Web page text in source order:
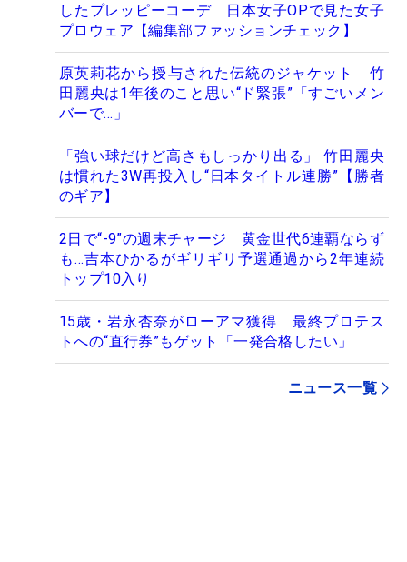
したプレッピーコーデ 日本女子OPで見た女子
プロウェア【編集部ファッションチェック】
原英莉花から授与された伝統のジャケット 竹
田麗央は1年後のこと思い“ド緊張”「すごいメン
バーで…」
「強い球だけど高さもしっかり出る」 竹田麗央
は慣れた3W再投入し“日本タイトル連勝”【勝者
のギア】
2日で“-9”の週末チャージ 黄金世代6連覇ならず
も…吉本ひかるがギリギリ予選通過から2年連続
トップ10入り
15歳・岩永杏奈がローアマ獲得 最終プロテス
トへの“直行券”もゲット「一発合格したい」
ニュース一覧